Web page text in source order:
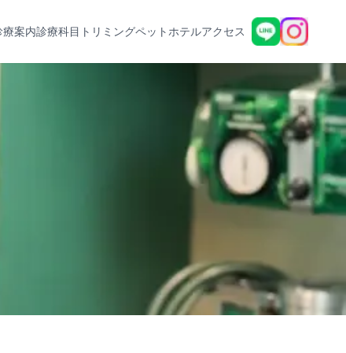
療案内診療科目 トリミングペットホテルアクセス